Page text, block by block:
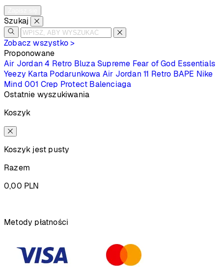
Szukaj
Zobacz wszystko >
Proponowane
Air Jordan 4 Retro Bluza Supreme Fear of God Essentials
Yeezy Karta Podarunkowa Air Jordan 11 Retro BAPE Nike
Mind 001 Crep Protect Balenciaga
Ostatnie wyszukiwania
Koszyk
Koszyk jest pusty
Razem
0,00 PLN
Metody płatności